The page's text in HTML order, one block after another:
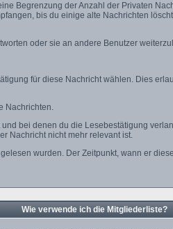
Begrenzung der Anzahl der Privaten
bis du einige alte Nachrichten
oder sie an andere Benutzer
für diese Nachricht wählen. Dies
Nachrichten.
bei denen du die Lesebestätigung
Nachricht nicht mehr relevant ist.
wurden. Der Zeitpunkt, wann er
Wie verwende ich die Mitgliederliste?